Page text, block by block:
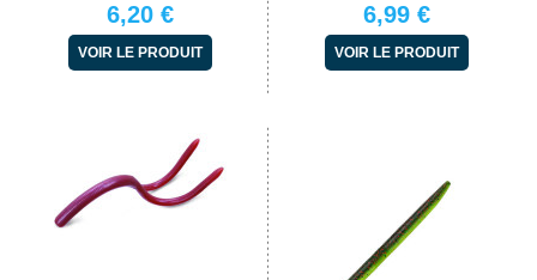
6,20 €
VOIR LE PRODUIT
6,99 €
VOIR LE PRODUIT